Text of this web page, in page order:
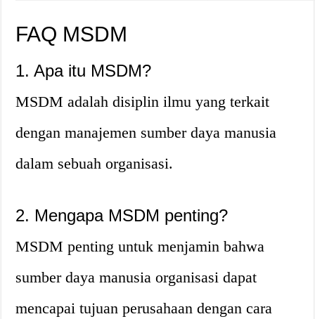
FAQ MSDM
1. Apa itu MSDM?
MSDM adalah disiplin ilmu yang terkait
dengan manajemen sumber daya manusia
dalam sebuah organisasi.
2. Mengapa MSDM penting?
MSDM penting untuk menjamin bahwa
sumber daya manusia organisasi dapat
mencapai tujuan perusahaan dengan cara